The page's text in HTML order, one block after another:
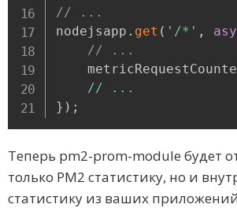
// ...
nodejsapp . get ( '/*' ,
// ...
//
...
} ) ;
Теперь pm2-prom-module будет
только PM2 статистику, но и
статистику из ваших